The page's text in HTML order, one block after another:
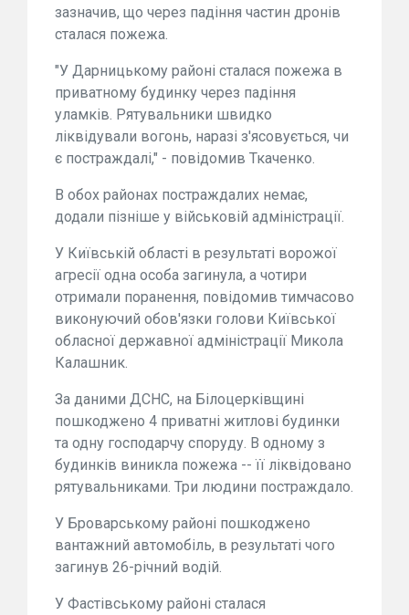
зазначив, що через падіння частин дронів
сталася пожежа.
"У Дарницькому районі сталася пожежа в
приватному будинку через падіння
уламків. Рятувальники швидко
ліквідували вогонь, наразі з'ясовується, чи
є постраждалі," - повідомив Ткаченко.
В обох районах постраждалих немає,
додали пізніше у військовій адміністрації.
У Київській області в результаті ворожої
агресії одна особа загинула, а чотири
отримали поранення, повідомив тимчасово
виконуючий обов'язки голови Київської
обласної державної адміністрації Микола
Калашник.
За даними ДСНС, на Білоцерківщині
пошкоджено 4 приватні житлові будинки
та одну господарчу споруду. В одному з
будинків виникла пожежа -- її ліквідовано
рятувальниками. Три людини постраждало.
У Броварському районі пошкоджено
вантажний автомобіль, в результаті чого
загинув 26-річний водій.
У Фастівському районі сталася